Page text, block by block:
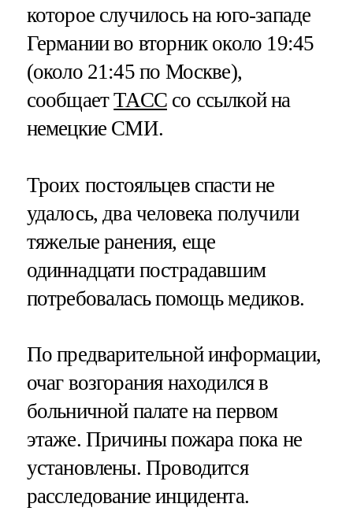
которое случилось на юго-западе
Германии во вторник около 19:45
(около 21:45 по Москве),
сообщаетТАСС со ссылкой на
немецкие СМИ.
Троих постояльцев спасти не
удалось, два человека получили
тяжелые ранения, еще
одиннадцати пострадавшим
потребовалась помощь медиков.
По предварительной информации,
очаг возгорания находился в
больничной палате на первом
этаже. Причины пожара пока не
установлены. Проводится
расследование инцидента.